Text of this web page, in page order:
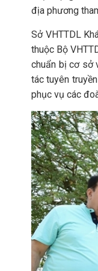
địa phương
Sở VHTTDL
thuộc Bộ
chuẩn bị cơ sở
tác tuyên
phục vụ các